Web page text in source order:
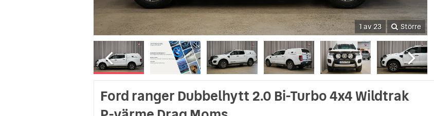
1 av 23 Större
Ford ranger Dubbelhytt 2.0 Bi-Turbo 4x4 Wildtrak